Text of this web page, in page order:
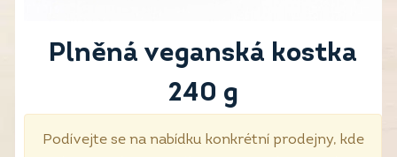
Plněná veganská kostka
240 g
Podívejte se na nabídku konkrétní prodejny, kde